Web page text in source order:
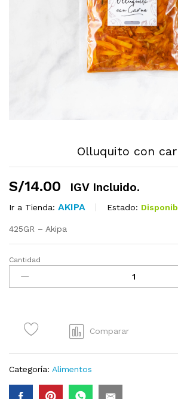
Olluquito con
S/14.00 IGV Incluido.
Ir a Tienda: AKIPA Estado:
425GR – Akipa
Olluquito
con
carne
Cantidad
Comparar
Categoría: Alimentos